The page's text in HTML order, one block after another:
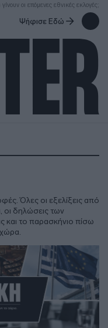
οι επόμενες εθνικές εκλογές;
Ψήφισε Εδώ
Όλες οι εξελίξεις από
οι δηλώσεις των
και το παρασκήνιο πίσω